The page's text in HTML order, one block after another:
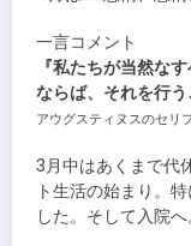
一言コメント
『私たちが当然な
ならば、それを行う
アウグスティヌスのセリ
3月中はあくまで代
ト生活の始まり。
した。そして入院へ